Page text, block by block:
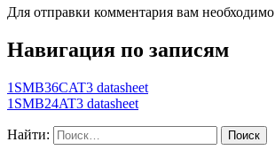
Для отправки комментария вам необходимо
Навигация по записям
1SMB36CAT3 datasheet
1SMB24AT3 datasheet
Найти: